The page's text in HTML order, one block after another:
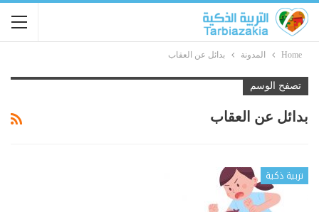
Home المدونة بدائل عن العقاب
تصفح الوسم
بدائل عن العقاب
تربية ذكية